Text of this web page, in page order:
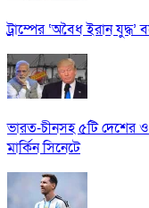
ট্রাম্পের ‘অবৈধ ইরান যুদ্ধ’
ভারত-চীনসহ ৫টি
মার্কিন সিনেটে